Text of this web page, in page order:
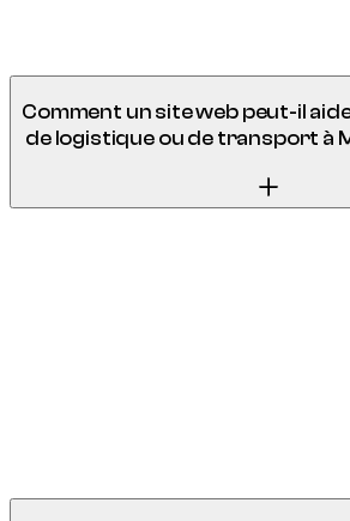
Comment un site web peut-il
de logistique ou de transport à